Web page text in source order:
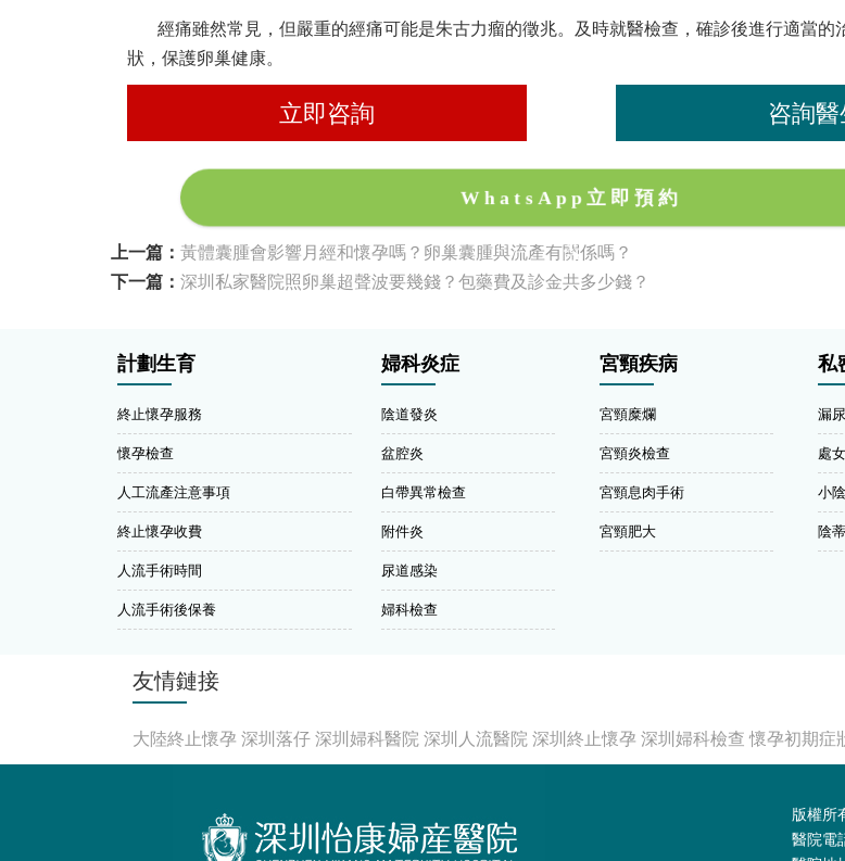
經痛雖然常見，但嚴重的經痛可能是朱古力瘤的徵兆。及時就醫檢查，確診後進行適當的
狀，保護卵巢健康。
立即咨詢 咨詢醫
WhatsApp立即預約
上一篇： 黃體囊腫會影響月經和懷孕嗎？卵巢囊腫與流產有關係嗎？
下一篇： 深圳私家醫院照卵巢超聲波要幾錢？包藥費及診金共多少錢？
計劃生育
終止懷孕服務
懷孕檢查
人工流產注意事項
終止懷孕收費
人流手術時間
人流手術後保養
婦科炎症
陰道發炎
盆腔炎
白帶異常檢查
附件炎
尿道感染
婦科檢查
宮頸疾病
宮頸糜爛
宮頸炎檢查
宮頸息肉手術
宮頸肥大
私
漏
處
小
陰
友情鏈接
大陸終止懷孕 深圳落仔深圳婦科醫院深圳人流醫院深圳終止懷孕 深圳婦科檢查 懷孕初期症
版權所
醫院電